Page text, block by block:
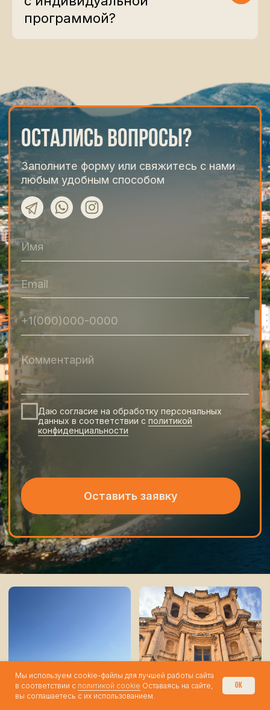
программой?
Сицилийское барокко,
горы и виноградники
от 5 900 €
Подробнее
Bike and travel
Политика конфиденциальности
Разработка Changes Design Studio
Мы всегда
на связи
Все туры
О команде
Отзывы
Мы используем cookie-файлы для лучшей работы сайта
в соответствии c политикой cookie Оставаясь на сайте,
вы соглашаетесь с их использованием.
ОК